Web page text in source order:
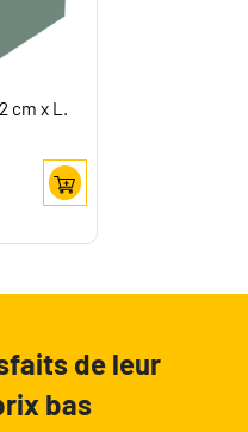
cm x L.
de leur
bas